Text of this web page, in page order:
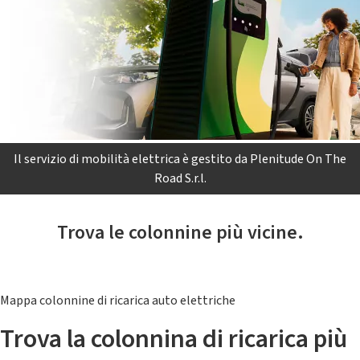
Il servizio di mobilità elettrica è gestito da Plenitude On The
Road S.r.l.
Trova le colonnine più vicine.
Mappa colonnine di ricarica auto elettriche
Trova la colonnina di ricarica più